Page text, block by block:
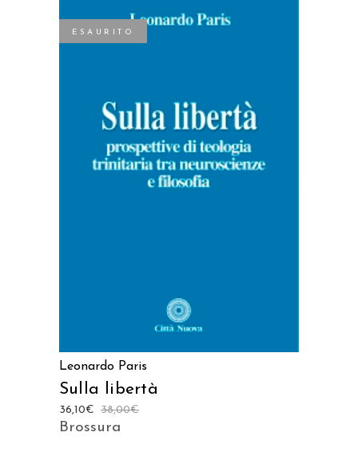
ESAURITO
LEGGI TUTTO
Leonardo Paris
Sulla libertà
38,00€
36,10€
Brossura